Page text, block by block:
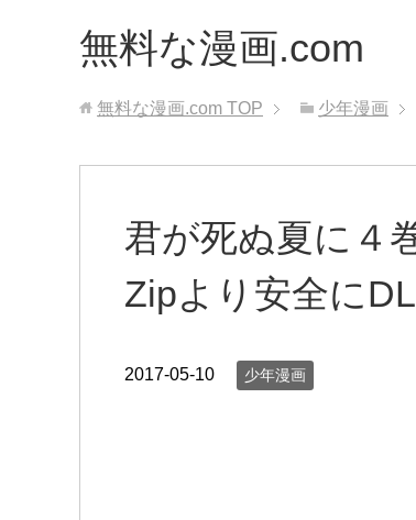
無料な漫画.com
無料な漫画.com TOP 少年漫画
君が死ぬ夏に４
Zipより安全にDL
2017-05-10 少年漫画